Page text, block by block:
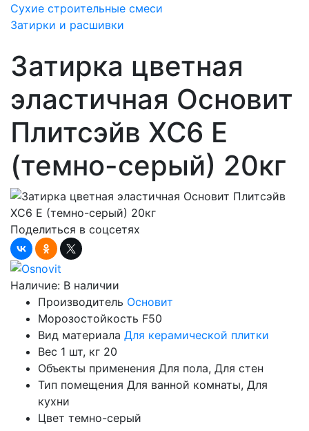
Сухие строительные смеси
Затирки и расшивки
Затирка цветная
эластичная Основит
Плитсэйв XC6 E
(темно-серый) 20кг
Поделиться в соцсетях
Наличие: В наличии
Производитель Основит
Морозостойкость F50
Вид материала Для керамической плитки
Вес 1 шт, кг 20
Объекты применения Для пола, Для стен
Тип помещения Для ванной комнаты, Для
кухни
Цвет темно-серый